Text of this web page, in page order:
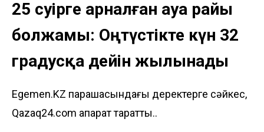
25 сәуірге арналған ауа райы
болжамы: Оңтүстікте күн 32
градусқа дейін жылынады
Egemen.KZ парақшасындағы деректерге сәйкес,
Qazaq24.com ақпарат таратты..